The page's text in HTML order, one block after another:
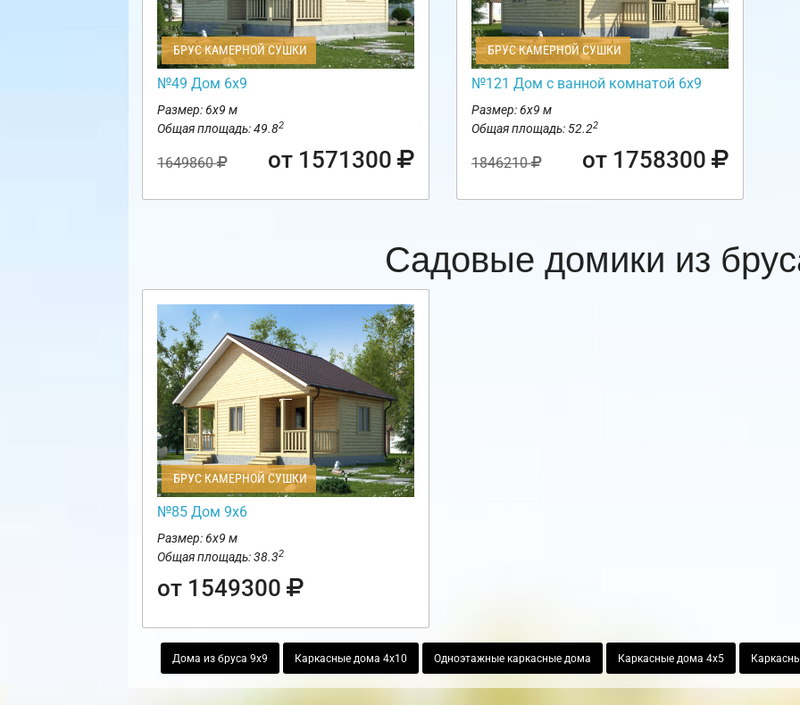
БРУС КАМЕРНОЙ СУШКИ
№49 Дом 6х9
Размер: 6х9 м
Общая площадь: 49.82
1649860 от 1571300
БРУС КАМЕРНОЙ СУШКИ
№121 Дом с ванной комнатой 6х9
Размер: 6х9 м
Общая площадь: 52.22
1846210 от 1758300
Садовые домики из
БРУС КАМЕРНОЙ СУШКИ
№85 Дом 9х6
Размер: 6х9 м
Общая площадь: 38.32
от 1549300
Дома из бруса 9х9 Каркасные дома 4х10 Одноэтажные каркасные дома Каркасные дома 4х5